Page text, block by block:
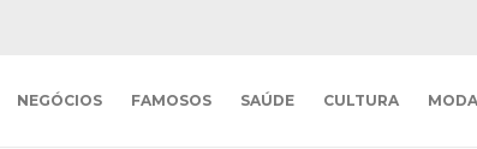
NEGÓCIOS FAMOSOS SAÚDE CULTURA MODA